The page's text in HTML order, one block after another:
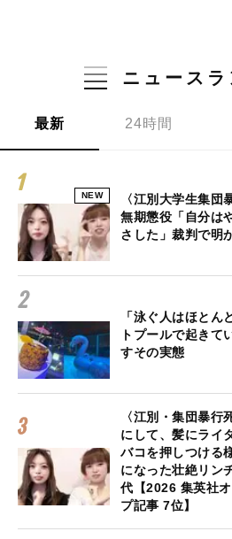
ニュース
最新 24時間
NEW
〈江別大学生集
無期懲役「自分は
さした」裁判で明
「泳ぐ人はほと
トプールで起き
すその実態
〈江別・集団暴
にして、髪にライ
バコを押しつける
になった壮絶リン
代【2026 集英社
プ記事 7位】